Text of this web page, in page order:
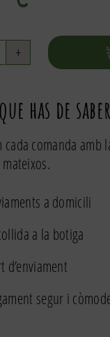
has de saber
cada comanda amb
a domicili
a la botiga
d’enviament
segur i